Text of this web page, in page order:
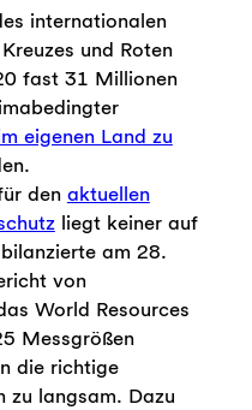
internationalen
und Roten
fast 31 Millionen
eigenen Land zu
den aktuellen
liegt keiner auf
am 28.
von
World Resources
Messgrößen
die richtige
zu langsam. Dazu